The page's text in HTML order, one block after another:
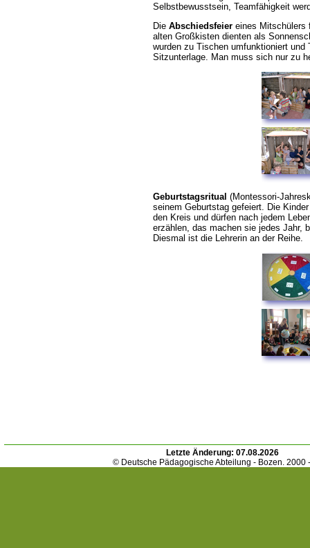
Selbstbewusstsein, Teamfähigkeit
Die Abschiedsfeier eines Mitschülers
alten Großkisten dienten als
wurden zu Tischen umfunktioniert und
Sitzunterlage. Man muss sich nur zu
Geburtstagsritual (Montessori-
seinem Geburtstag gefeiert.
Die
den Kreis und dürfen nach jedem
erzählen, das machen sie jedes Jahr,
Diesmal ist die Lehrerin an der Reihe.
Letzte Änderung: 07.08.2026
© Deutsche Pädagogische Abteilung - Bozen. 2000